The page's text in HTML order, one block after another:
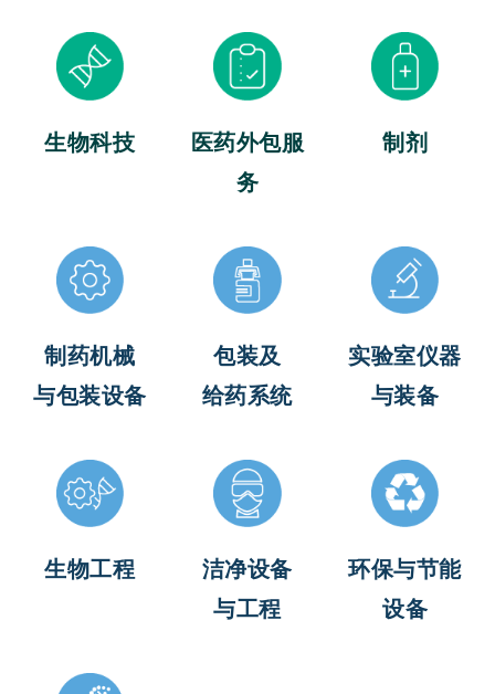
生物科技
医药外包服
务
制剂
制药机械
与包装设备
包装及
给药系统
实验室仪器
与装备
生物工程
洁净设备
与工程
环保与节能
设备